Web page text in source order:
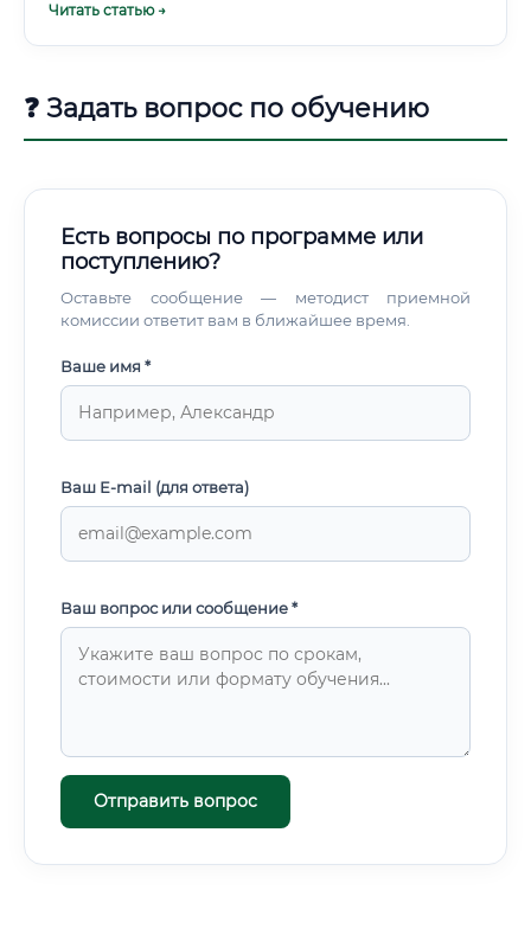
Читать статью →
❓ Задать вопрос по обучению
Есть вопросы по программе или
поступлению?
Оставьте сообщение — методист приемной
комиссии ответит вам в ближайшее время.
Ваше имя *
Ваш E-mail (для ответа)
Ваш вопрос или сообщение *
Отправить вопрос